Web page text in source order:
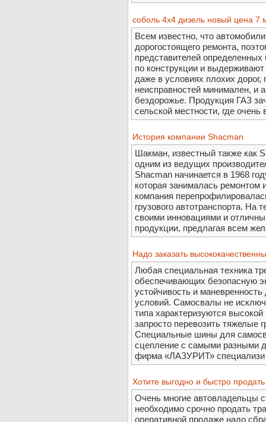
соболь 4х4 дизель новый цена 7
Всем известно, что
дорогостоящего ремонта,
представителей
по конструкции и
даже в условиях плохих дорог,
неисправностей минимален, и
бездорожье. Продукция ГАЗ
сельской местности, где
История компании Shacman
Шакман, известный также как
одним из ведущих
Shacman начинается в 1968
которая занималась
компания
грузового автотранспорта. На
своими инновациями и
продукции, предлагая всем
Надо заказать
Любая специальная техника
обеспечивающих безопасную
устойчивость и
условий. Самосвалы не
типа характеризуются
запросто перевозить тяжелые
Специальные шины для
сцепление с самыми разными
фирма «ЛАЗУРИТ» специализи
Хотите выгодно и быстро
Очень многие автовладельцы
необходимо срочно продать
оперативной продаже надо